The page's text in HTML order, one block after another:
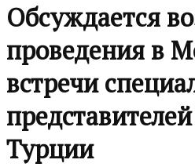
Обсуждается
проведения в
встречи
Турции